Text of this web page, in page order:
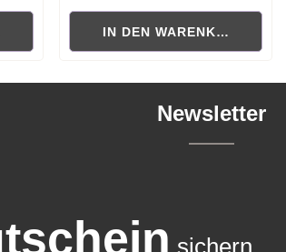
IN DEN WARENKORB
Newsletter